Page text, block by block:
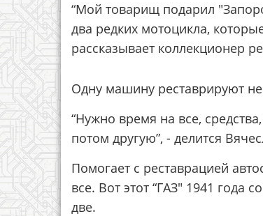
“Мой товарищ подарил
два редких мотоцикла,
рассказывает коллекционер
Одну машину реставрируют
“Нужно время на все,
потом другую”, - делится
Помогает с реставрацией
все. Вот этот “ГАЗ" 1941 года
две.